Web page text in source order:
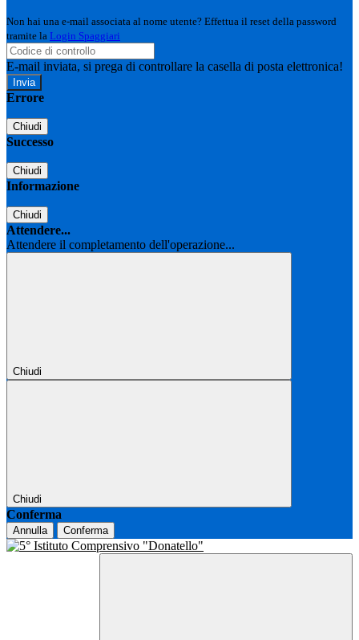
Non hai una e-mail associata al nome utente? Effettua il reset della password
tramite la Login Spaggiari
E-mail inviata, si prega di controllare la casella di posta elettronica!
Errore
Chiudi
Successo
Chiudi
Informazione
Chiudi
Attendere...
Attendere il completamento dell'operazione...
Chiudi
Chiudi
Conferma
Annulla Conferma